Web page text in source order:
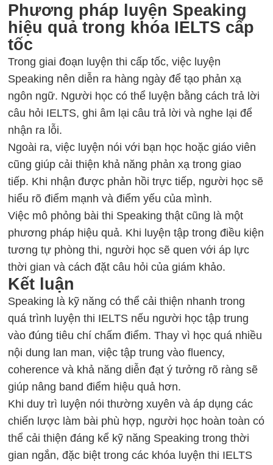
Phương pháp luyện Speaking
hiệu quả trong khóa IELTS cấp
tốc
Trong giai đoạn luyện thi cấp tốc, việc luyện
Speaking nên diễn ra hàng ngày để tạo phản xạ
ngôn ngữ. Người học có thể luyện bằng cách trả lời
câu hỏi IELTS, ghi âm lại câu trả lời và nghe lại để
nhận ra lỗi.
Ngoài ra, việc luyện nói với bạn học hoặc giáo viên
cũng giúp cải thiện khả năng phản xạ trong giao
tiếp. Khi nhận được phản hồi trực tiếp, người học sẽ
hiểu rõ điểm mạnh và điểm yếu của mình.
Việc mô phỏng bài thi Speaking thật cũng là một
phương pháp hiệu quả. Khi luyện tập trong điều kiện
tương tự phòng thi, người học sẽ quen với áp lực
thời gian và cách đặt câu hỏi của giám khảo.
Kết luận
Speaking là kỹ năng có thể cải thiện nhanh trong
quá trình luyện thi IELTS nếu người học tập trung
vào đúng tiêu chí chấm điểm. Thay vì học quá nhiều
nội dung lan man, việc tập trung vào fluency,
coherence và khả năng diễn đạt ý tưởng rõ ràng sẽ
giúp nâng band điểm hiệu quả hơn.
Khi duy trì luyện nói thường xuyên và áp dụng các
chiến lược làm bài phù hợp, người học hoàn toàn có
thể cải thiện đáng kể kỹ năng Speaking trong thời
gian ngắn, đặc biệt trong các khóa luyện thi IELTS